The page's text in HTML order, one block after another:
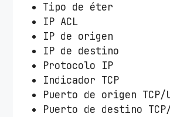
Tipo de éter
IP ACL
IP de origen
IP de destino
Protocolo IP
Indicador TCP
Puerto de origen TCP/
Puerto de destino TCP/